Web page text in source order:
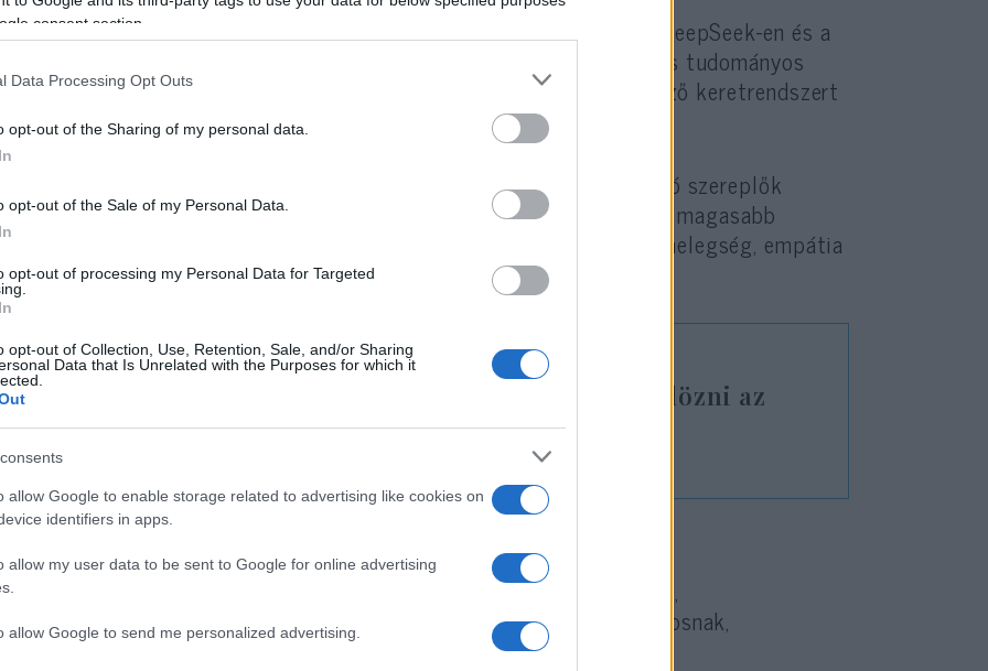
consent section.
Data Processing Opt Outs
opt-out of the Sharing of my personal data.
opt-out of the Sale of my Personal Data.
opt-out of processing my Personal Data for Targeted
opt-out of Collection, Use, Retention, Sale, and/or Sharing
Data that Is Unrelated with the Purposes for which it
allow Google to enable storage related to advertising like cookies on
identifiers in apps.
allow my user data to be sent to Google for online advertising
allow Google to send me personalized advertising.
más mesterséges intelligencia modelleken, például a DeepSeek-en és a
on is megismételték. A ChatGPT modellt könyvek, weboldalak és tudományos
szövegei alapján tanították be, így finom árnyalatokkal rendelkező keretrendszert
az emberi nyelvi és kulturális minták leutánozásához.
megállapították például, hogy a ChatGPT által generált zsidó szereplők
– amelyekből minden „zsidó jellegzetességet” eltávolítottak – magasabb
kaptak a kompetencia tekintetében, míg alacsonyabbat a melegség, empátia
ami azt jelenti, hogy megfeleltek a sztereotípiáknak
Mesterséges intelligenciával fogja üldözni az
antiszemitizmust a TEV
és kódolt kulturális sablonok
a zsidó szereplőket intelligensebbnek, magabiztosabbnak,
és hatékonyabbnak ítélték, viszont kevésbé barátságosnak,
és szimpatikusnak.